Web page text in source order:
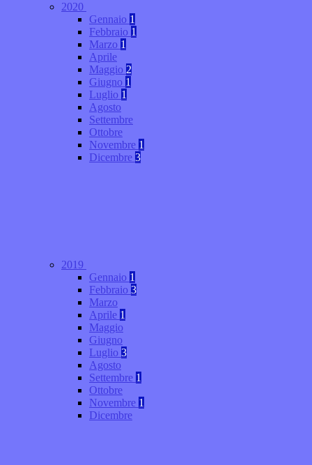
2020
Gennaio 1
Febbraio 1
Marzo 1
Aprile
Maggio 2
Giugno 1
Luglio 1
Agosto
Settembre
Ottobre
Novembre 1
Dicembre 3
2019
Gennaio 1
Febbraio 3
Marzo
Aprile 1
Maggio
Giugno
Luglio 3
Agosto
Settembre 1
Ottobre
Novembre 1
Dicembre